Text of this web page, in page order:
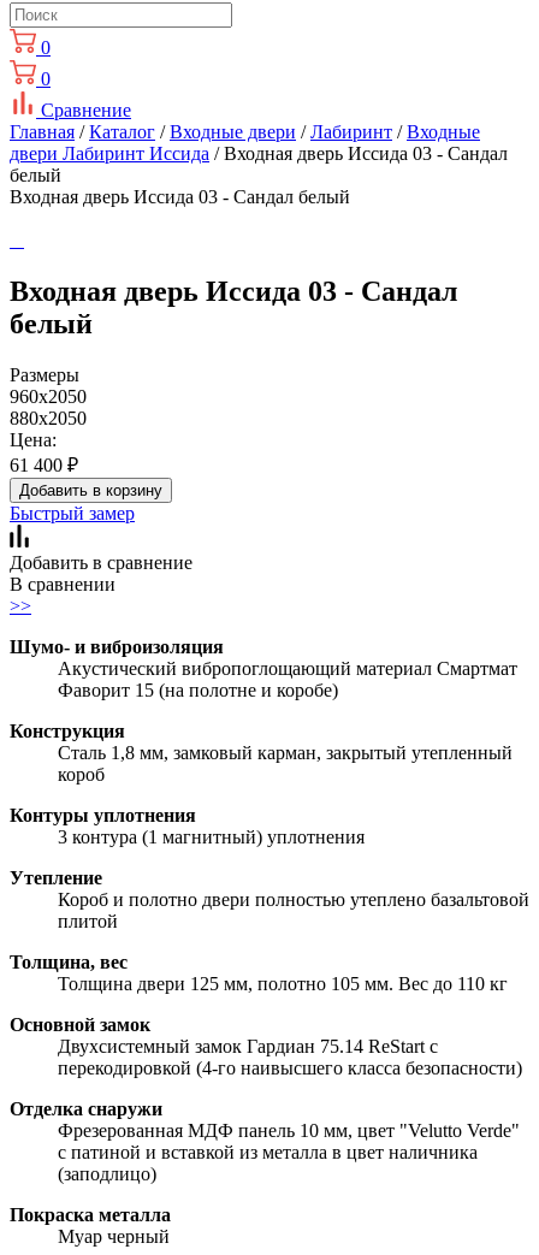
0
0
Сравнение
Главная /Каталог /Входные двери /Лабиринт /Входные
двери Лабиринт Иссида / Входная дверь Иссида 03 - Сандал
белый
Входная дверь Иссида 03 - Сандал белый
Входная дверь Иссида 03 - Сандал
белый
Размеры
960x2050
880x2050
Цена:
61 400 ₽
Добавить в корзину
Быстрый замер
Добавить в сравнение
В сравнении
>>
Шумо- и виброизоляция
Акустический вибропоглощающий материал Смартмат
Фаворит 15 (на полотне и коробе)
Конструкция
Сталь 1,8 мм, замковый карман, закрытый утепленный
короб
Контуры уплотнения
3 контура (1 магнитный) уплотнения
Утепление
Короб и полотно двери полностью утеплено базальтовой
плитой
Толщина, вес
Толщина двери 125 мм, полотно 105 мм. Вес до 110 кг
Основной замок
Двухсистемный замок Гардиан 75.14 ReStart с
перекодировкой (4-го наивысшего класса безопасности)
Отделка снаружи
Фрезерованная МДФ панель 10 мм, цвет "Velutto Verde"
с патиной и вставкой из металла в цвет наличника
(заподлицо)
Покраска металла
Муар черный